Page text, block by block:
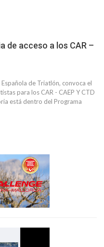
de acceso a los CAR –
de Triatlón, convoca el
para los CAR - CAEP Y CTD
está dentro del Programa